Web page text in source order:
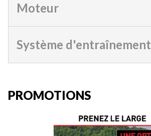
Moteur
Système d'entraînement
PROMOTIONS